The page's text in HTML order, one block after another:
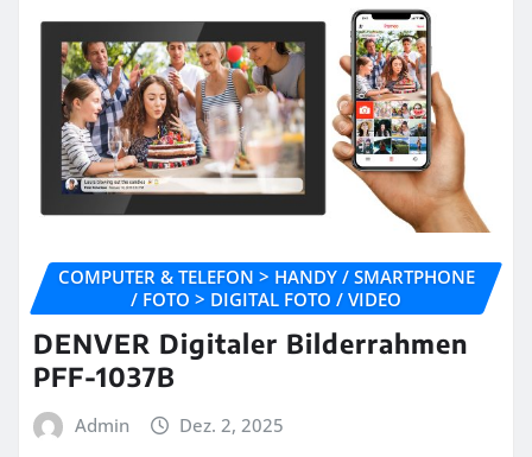
COMPUTER & TELEFON > HANDY / SMARTPHONE
/ FOTO > DIGITAL FOTO / VIDEO
DENVER Digitaler Bilderrahmen
PFF-1037B
Admin Dez. 2, 2025